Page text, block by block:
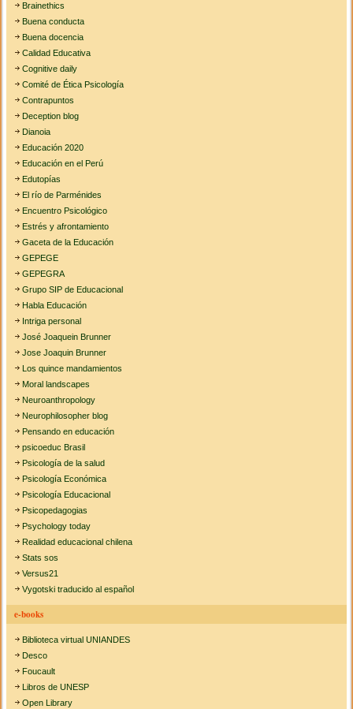
Brainethics
Buena conducta
Buena docencia
Calidad Educativa
Cognitive daily
Comité de Ética Psicología
Contrapuntos
Deception blog
Dianoia
Educación 2020
Educación en el Perú
Edutopías
El río de Parménides
Encuentro Psicológico
Estrés y afrontamiento
Gaceta de la Educación
GEPEGE
GEPEGRA
Grupo SIP de Educacional
Habla Educación
Intriga personal
José Joaquein Brunner
Jose Joaquin Brunner
Los quince mandamientos
Moral landscapes
Neuroanthropology
Neurophilosopher blog
Pensando en educación
psicoeduc Brasil
Psicología de la salud
Psicología Económica
Psicología Educacional
Psicopedagogias
Psychology today
Realidad educacional chilena
Stats sos
Versus21
Vygotski traducido al español
e-books
Biblioteca virtual UNIANDES
Desco
Foucault
Libros de UNESP
Open Library